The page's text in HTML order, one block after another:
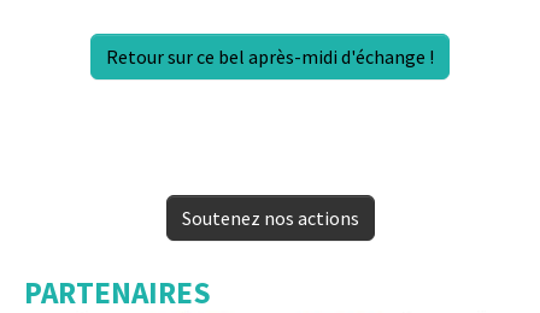
Retour sur ce bel après-midi d'échange !
Soutenez nos actions
PARTENAIRES